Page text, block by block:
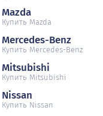
Mazda
Купить Mazda
Mercedes-Benz
Купить Mercedes-Benz
Mitsubishi
Купить Mitsubishi
Nissan
Купить Nissan